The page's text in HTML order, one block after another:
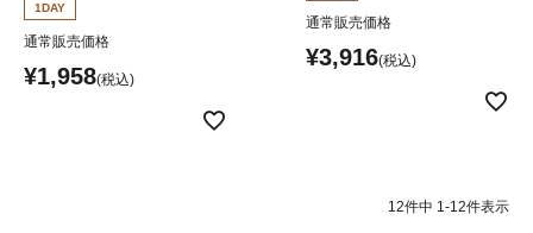
1DAY
通常販売価格
¥1,958
通常販売価格
¥3,916
12件中 1-12件表示